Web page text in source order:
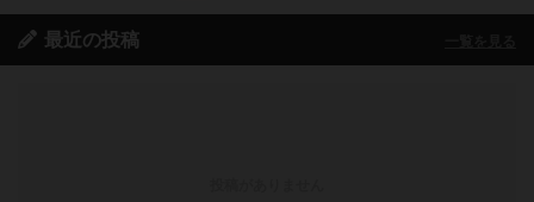
最近の投稿